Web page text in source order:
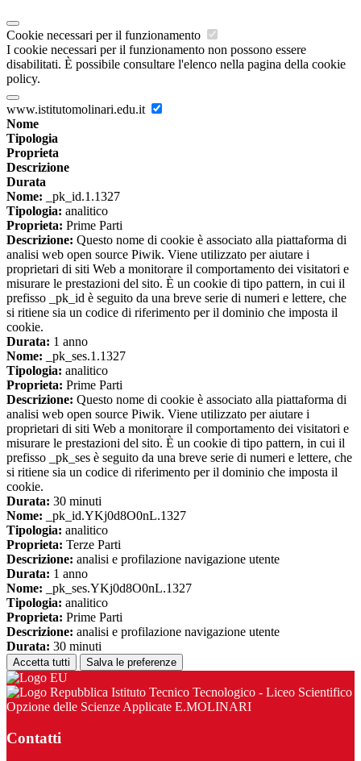
Cookie necessari per il funzionamento
I cookie necessari per il funzionamento non possono essere
disabilitati. È possibile consultare l'elenco nella pagina della cookie
policy.
www.istitutomolinari.edu.it
Nome
Tipologia
Proprieta
Descrizione
Durata
Nome: _pk_id.1.1327
Tipologia: analitico
Proprieta: Prime Parti
Descrizione: Questo nome di cookie è associato alla piattaforma di
analisi web open source Piwik. Viene utilizzato per aiutare i
proprietari di siti Web a monitorare il comportamento dei visitatori e
misurare le prestazioni del sito. È un cookie di tipo pattern, in cui il
prefisso _pk_id è seguito da una breve serie di numeri e lettere, che
si ritiene sia un codice di riferimento per il dominio che imposta il
cookie.
Durata: 1 anno
Nome: _pk_ses.1.1327
Tipologia: analitico
Proprieta: Prime Parti
Descrizione: Questo nome di cookie è associato alla piattaforma di
analisi web open source Piwik. Viene utilizzato per aiutare i
proprietari di siti Web a monitorare il comportamento dei visitatori e
misurare le prestazioni del sito. È un cookie di tipo pattern, in cui il
prefisso _pk_ses è seguito da una breve serie di numeri e lettere, che
si ritiene sia un codice di riferimento per il dominio che imposta il
cookie.
Durata: 30 minuti
Nome: _pk_id.YKj0d8O0nL.1327
Tipologia: analitico
Proprieta: Terze Parti
Descrizione: analisi e profilazione navigazione utente
Durata: 1 anno
Nome: _pk_ses.YKj0d8O0nL.1327
Tipologia: analitico
Proprieta: Prime Parti
Descrizione: analisi e profilazione navigazione utente
Durata: 30 minuti
Accetta tutti Salva le preferenze
Istituto Tecnico Tecnologico - Liceo Scientifico
Opzione delle Scienze Applicate E.MOLINARI
Contatti